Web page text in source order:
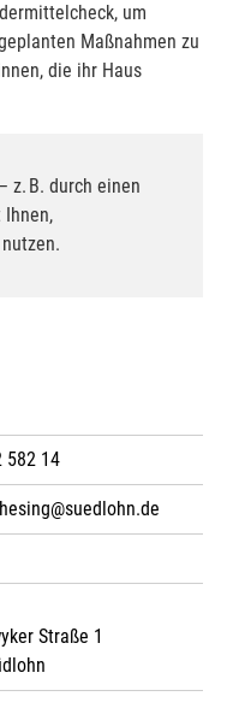
um
Maßnahmen zu
die ihr Haus
z. B. durch einen
582 14
Straße 1